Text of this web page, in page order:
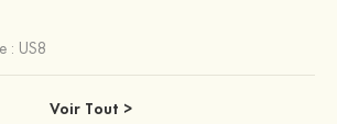
: US8
Voir Tout >